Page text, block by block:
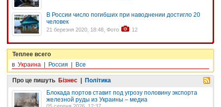
В России число погибших при наводнении достигло 20
человек
21 березня 2020, 18:48, Фото 12
Теплее всего
в Украина | Россия | Все
Про це пишуть Бізнес | Політика
Блокада портов ставит под угрозу половину экспорта
железной руды из Украины – медиа